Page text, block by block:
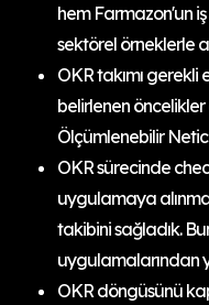
hem Farmazon'un
sektörel örneklerle
OKR takımı
belirlenen
Ölçümlenebilir
OKR sürecinde
uygulamaya
takibini sağladık.
uygulamalarından
OKR döngüsünü